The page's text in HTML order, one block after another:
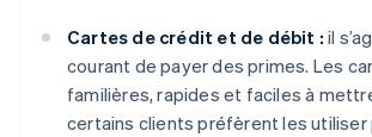
Cartes de crédit et de débit : il
courant de payer des primes. Les
familières, rapides et faciles à
certains clients préfèrent les utiliser